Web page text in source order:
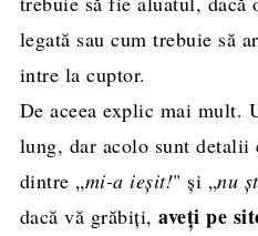
legată sau cum trebuie să
intre la cuptor.
De aceea explic mai mult.
lung, dar acolo sunt detalii
dintre „mi-a ieșit!" și „nu
dacă vă grăbiți,aveți pe